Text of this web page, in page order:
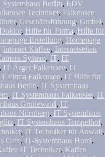
Berlin, EDV
Techniker, Falkensee
, Geschäftsführung, GmbH,
, Hilfe für Firma, Hilfe für
Erstellung, Homepage
Internet Kaffee, Internetseiten
System, IT, IT
, IT Ärger Falkensee, IT
Firma Falkensee, IT Hilfe für
Berlin, IT Systemhaus
, IT Systemhaus Falkensee, IT
Grunewald, IT
Nürnberg, IT Systemhaus
, IT Systemhaus Tempelhof,
, IT Techniker für Anwalt,
Cafe, IT-Systemhaus Hotel,
IT Techniker, Kaffee